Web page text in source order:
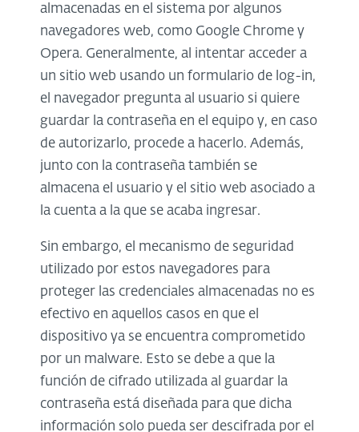
almacenadas en el sistema por algunos
navegadores web, como Google Chrome y
Opera. Generalmente, al intentar acceder a
un sitio web usando un formulario de log-in,
el navegador pregunta al usuario si quiere
guardar la contraseña en el equipo y, en caso
de autorizarlo, procede a hacerlo. Además,
junto con la contraseña también se
almacena el usuario y el sitio web asociado a
la cuenta a la que se acaba ingresar.
Sin embargo, el mecanismo de seguridad
utilizado por estos navegadores para
proteger las credenciales almacenadas no es
efectivo en aquellos casos en que el
dispositivo ya se encuentra comprometido
por un malware. Esto se debe a que la
función de cifrado utilizada al guardar la
contraseña está diseñada para que dicha
información solo pueda ser descifrada por el